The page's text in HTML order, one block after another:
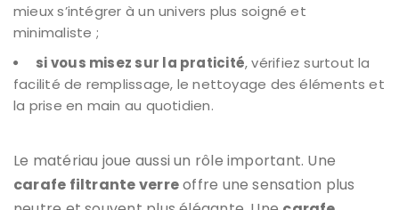
mieux s’intégrer à un univers plus soigné et
minimaliste ;
si vous misez sur la praticité, vérifiez surtout la
facilité de remplissage, le nettoyage des éléments et
la prise en main au quotidien.
Le matériau joue aussi un rôle important. Une
carafe filtrante verreoffre une sensation plus